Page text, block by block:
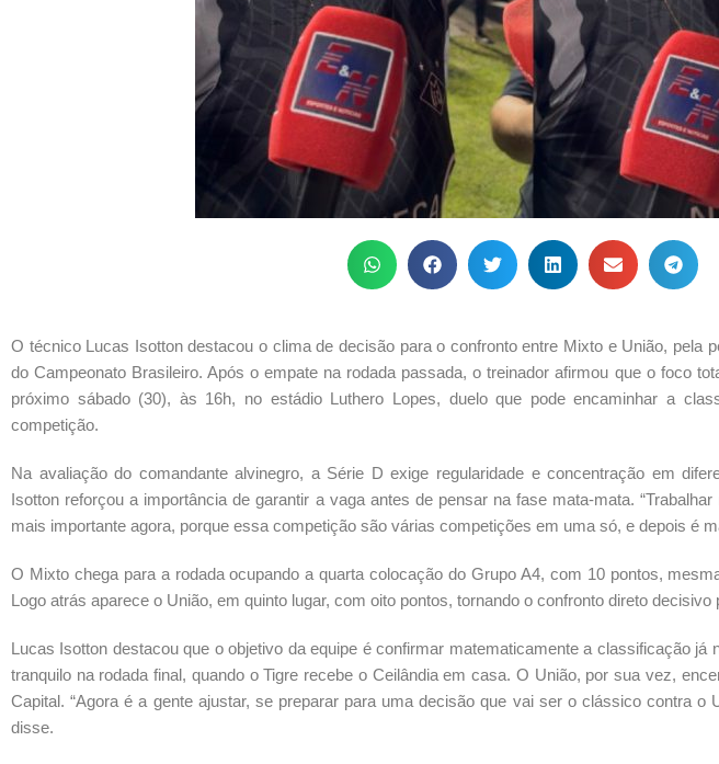
O técnico Lucas Isotton destacou o clima de decisão para o confronto entre Mixto e União, pela
do Campeonato Brasileiro. Após o empate na rodada passada, o treinador afirmou que o foco
próximo sábado (30), às 16h, no estádio Luthero Lopes, duelo que pode encaminhar a
competição.
Na avaliação do comandante alvinegro, a Série D exige regularidade e concentração em
Isotton reforçou a importância de garantir a vaga antes de pensar na fase mata-mata.
mais importante agora, porque essa competição são várias competições em uma só, e depois é
O Mixto chega para a rodada ocupando a quarta colocação do Grupo A4, com 10 pontos,
Logo atrás aparece o União, em quinto lugar, com oito pontos, tornando o confronto direto
Lucas Isotton destacou que o objetivo da equipe é confirmar matematicamente a classificação já
tranquilo na rodada final, quando o Tigre recebe o Ceilândia em casa. O União, por sua vez,
Capital. “Agora é a gente ajustar, se preparar para uma decisão que vai ser o clássico contra o
disse.